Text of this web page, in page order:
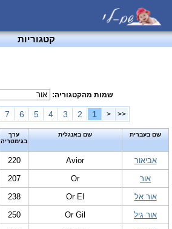
קטגוריות
שמות מהקטגוריה:
<<
<
1
2
3
4
5
6
7
שם בעברית שם באנגלית
ערך
בגימטריה
אביאור Avior
220
אור
Or
207
אור אל
Or El
238
אור גיל
Or Gil
250